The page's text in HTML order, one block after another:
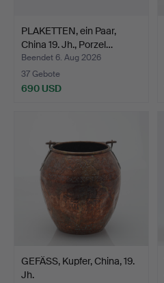
PLAKETTEN, ein Paar,
China 19. Jh., Porzel…
Beendet 6. Aug 2026
37 Gebote
690 USD
GEFÄSS, Kupfer, China, 19.
Jh.